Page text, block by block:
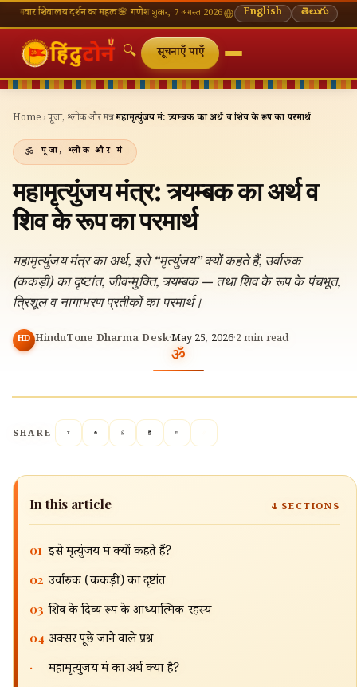
दर्शन का महत्व🌸 गणेश चतुर्थी — भाद्रपद शुक्ल चतुर्थी⛩ काशी विश्वनाथ — आज के दर्शन समय
शुक्रवार, 7 अगस्त 2026 English తెలుగు
🔍
🔍
सूचनाएँ पाएँ
Home ›पूजा, श्लोक और मंत्र›महामृत्युंजय मंत्र: त्र्यम्बक का अर्थ व शिव के रूप का परमार्थ
पूजा, श्लोक और मंत्र
महामृत्युंजय मंत्र: त्र्यम्बक का अर्थ व
शिव के रूप का परमार्थ
महामृत्युंजय मंत्र का अर्थ, इसे “मृत्युंजय” क्यों कहते हैं, उर्वारुक
(ककड़ी) का दृष्टांत, जीवन्मुक्ति, त्र्यम्बक — तथा शिव के रूप के पंचभूत,
त्रिशूल व नागाभरण प्रतीकों का परमार्थ।
HD HinduTone Dharma Desk·May 25, 2026·2min read
SHARE
In this article 4 SECTIONS
01 इसे मृत्युंजय मंत्र क्यों कहते हैं?
02 उर्वारुक (ककड़ी) का दृष्टांत
03 शिव के दिव्य रूप के आध्यात्मिक रहस्य
04 अक्सर पूछे जाने वाले प्रश्न
· महामृत्युंजय मंत्र का अर्थ क्या है?